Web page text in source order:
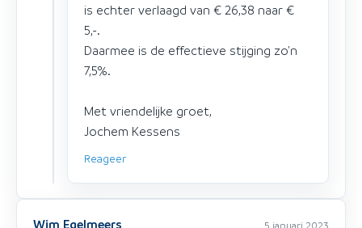
is echter verlaagd van € 26,38 naar €
5,-.
Daarmee is de effectieve stijging zo'n
7,5%.
Met vriendelijke groet,
Jochem Kessens
Reageer
Wim Egelmeers 5 januari 2023